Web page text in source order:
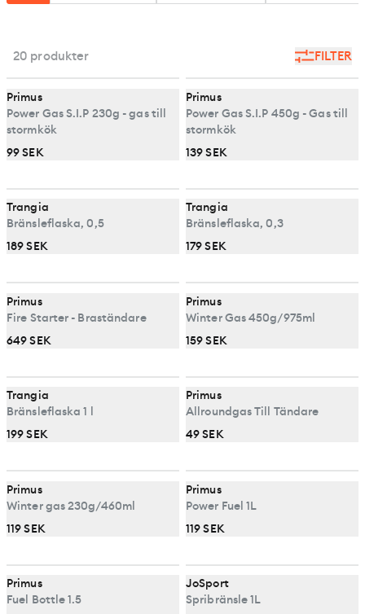
FILTER
20 produkter
Primus
Power Gas S.I.P 230g - gas till
stormkök
99 SEK
Primus
Power Gas S.I.P 450g - Gas till
stormkök
139 SEK
Trangia
Bränsleflaska, 0,5
189 SEK
Trangia
Bränsleflaska, 0,3
179 SEK
Primus
Fire Starter - Braständare
649 SEK
Primus
Winter Gas 450g/975ml
159 SEK
Trangia
Bränsleflaska 1 l
199 SEK
Primus
Allroundgas Till Tändare
49 SEK
Primus
Winter gas 230g/460ml
119 SEK
Primus
Power Fuel 1L
119 SEK
Primus
Fuel Bottle 1.5
JoSport
Spribränsle 1L